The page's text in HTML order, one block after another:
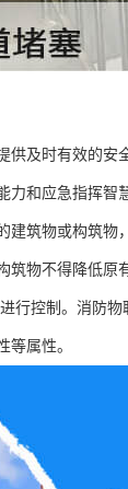
供及时有效的
力和应急指挥
建筑物或构筑
筑物不得降低
行控制。消防
等属性。